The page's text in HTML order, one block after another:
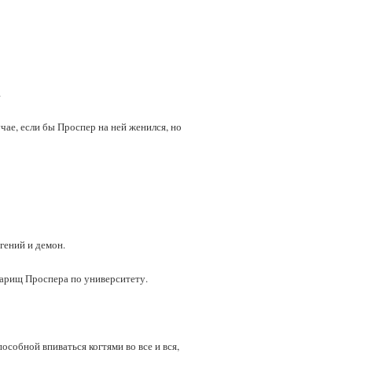
если бы Проспер на ней женился, но
и демон.
Проспера по университету.
впиваться когтями во все и вся,